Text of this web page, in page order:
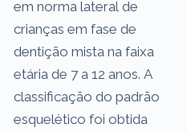
em norma lateral de
crianças em fase de
dentição mista na faixa
etária de 7 a 12 anos. A
classificação do padrão
esquelético foi obtida